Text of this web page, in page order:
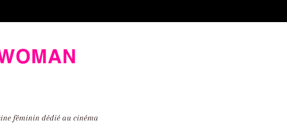
féminin dédié au cinéma